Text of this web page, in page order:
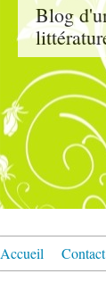
Blog
Accueil Contact